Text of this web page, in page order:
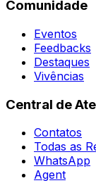
Comunidade
Eventos
Feedbacks
Destaques
Vivências
Central de
Contatos
Todas as
WhatsApp
Agent